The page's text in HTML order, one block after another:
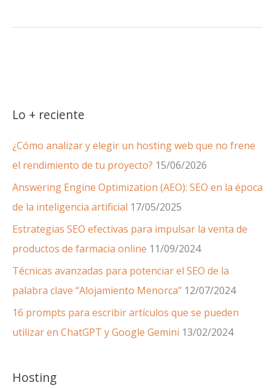
y
web
Lo + reciente
¿Cómo analizar y elegir un hosting web que no frene
el rendimiento de tu proyecto? 15/06/2026
Answering Engine Optimization (AEO): SEO en la época
de la inteligencia artificial 17/05/2025
Estrategias SEO efectivas para impulsar la venta de
productos de farmacia online 11/09/2024
Técnicas avanzadas para potenciar el SEO de la
palabra clave “Alojamiento Menorca” 12/07/2024
16 prompts para escribir artículos que se pueden
utilizar en ChatGPT y Google Gemini 13/02/2024
Hosting